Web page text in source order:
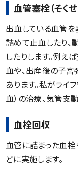
血管塞栓（そくせ
出血している血管を
詰めて止血したり、
したりします。例え
血や、出産後の子
あります。私がライ
血）の治療、気管支
血栓回収
血管に詰まった血
どに実施します。